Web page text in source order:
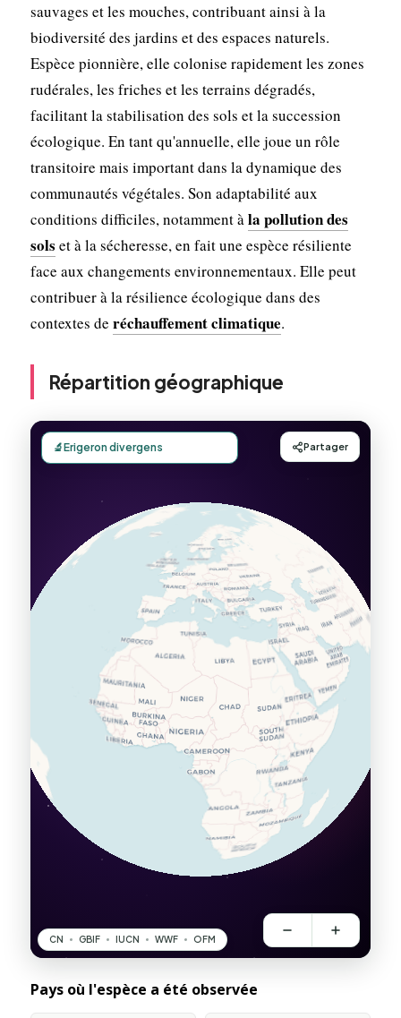
sauvages et les mouches, contribuant ainsi à la
biodiversité des jardins et des espaces naturels.
Espèce pionnière, elle colonise rapidement les zones
rudérales, les friches et les terrains dégradés,
facilitant la stabilisation des sols et la succession
écologique. En tant qu'annuelle, elle joue un rôle
transitoire mais important dans la dynamique des
communautés végétales. Son adaptabilité aux
conditions difficiles, notamment àla pollution des
sols et à la sécheresse, en fait une espèce résiliente
face aux changements environnementaux. Elle peut
contribuer à la résilience écologique dans des
contextes de réchauffement climatique.
Répartition géographique
Pays où l'espèce a été observée